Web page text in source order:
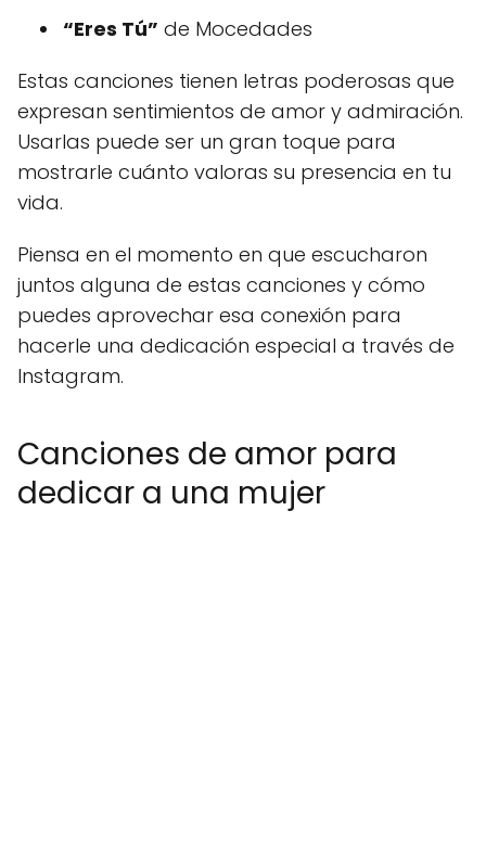
“Eres Tú” de Mocedades
Estas canciones tienen letras poderosas que
expresan sentimientos de amor y admiración.
Usarlas puede ser un gran toque para
mostrarle cuánto valoras su presencia en tu
vida.
Piensa en el momento en que escucharon
juntos alguna de estas canciones y cómo
puedes aprovechar esa conexión para
hacerle una dedicación especial a través de
Instagram.
Canciones de amor para
dedicar a una mujer